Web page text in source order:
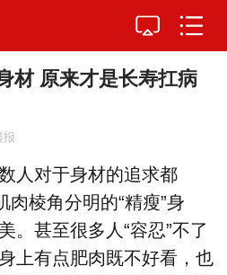
材 原来才是长寿扛病
报
人对于身材的追求都
肉棱角分明的“精瘦”身
。甚至很多人“容忍”不了
上有点肥肉既不好看，也